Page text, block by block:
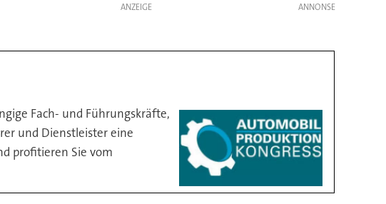
ANZEIGE
Fach- und Führungskräfte,
und Dienstleister eine
profitieren Sie vom